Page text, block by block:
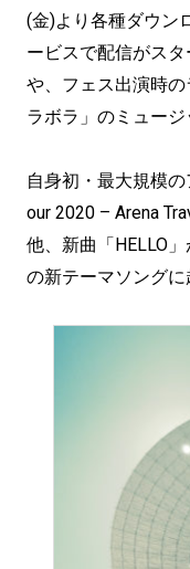
(金)より各種ダウン
ービスで配信がス
や、フェス出演時
ラボラ」のミュージ
自身初・最大規模
our 2020 – Arena
他、新曲「HELLO
の新テーマソングに